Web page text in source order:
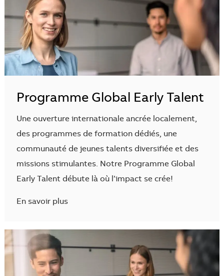
Programme Global Early Talent
Une ouverture internationale ancrée localement,
des programmes de formation dédiés, une
communauté de jeunes talents diversifiée et des
missions stimulantes. Notre Programme Global
Early Talent débute là où l’impact se crée!
En savoir plus